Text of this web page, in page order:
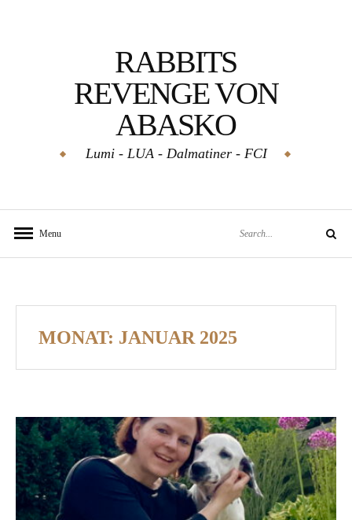
RABBITS
REVENGE VON
ABASKO
Lumi - LUA - Dalmatiner - FCI
Menu Search
MONAT: JANUAR 2025